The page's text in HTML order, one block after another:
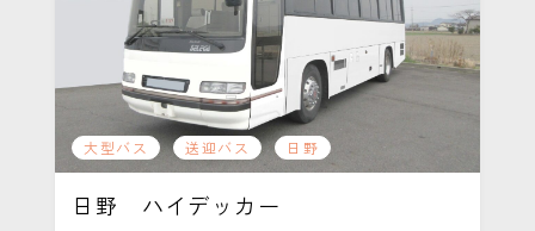
大型バス 送迎バス 日野
日野 ハイデッカー